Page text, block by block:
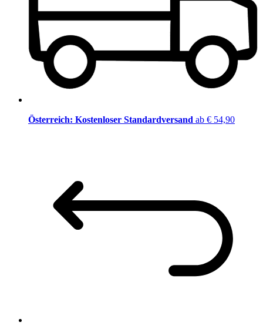
Österreich: Kostenloser Standardversand ab € 54,90